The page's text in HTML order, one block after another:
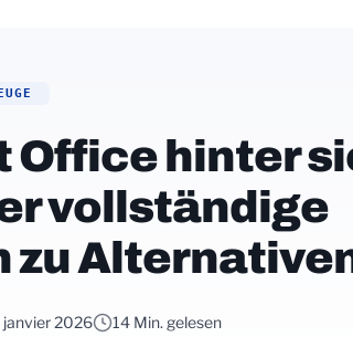
Office hinter
vollständige
zu
janvier 2026 14 Min. gelesen